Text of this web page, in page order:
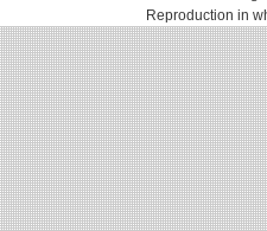
Reproduction in